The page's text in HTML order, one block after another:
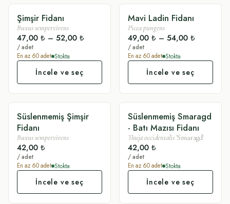
SÜSLÜ
Şimşir Fidanı
Buxus sempervirens
47,00 ₺ – 52,00 ₺
/ adet
En az 60adet Stokta
İncele ve seç
SÜSLÜ
Mavi Ladin Fidanı
Picea pungens
49,00 ₺ – 54,00 ₺
/ adet
En az 60adet Stokta
İncele ve seç
SADE
Süslenmemiş Şimşir
Fidanı
Buxus sempervirens
42,00 ₺
/ adet
En az 60adet Stokta
İncele ve seç
SADE
Süslenmemiş Smaragd
- Batı Mazısı Fidanı
Thuja occidentalis 'Smaragd'
42,00 ₺
/ adet
En az 60adet Stokta
İncele ve seç